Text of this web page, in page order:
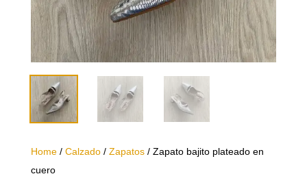
Home/ Calzado/ Zapatos/ Zapato bajito plateado en
cuero